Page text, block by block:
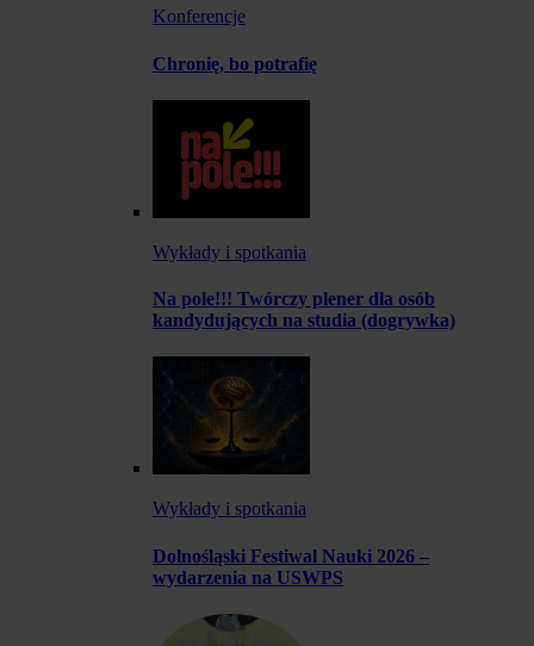
Konferencje
Chronię, bo potrafię
Wykłady i spotkania
Na pole!!! Twórczy plener dla osób
kandydujących na studia (dogrywka)
Wykłady i spotkania
Dolnośląski Festiwal Nauki 2026 –
wydarzenia na USWPS